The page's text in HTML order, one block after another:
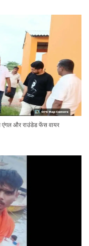
एंगल और राउंडेड फेंस वायर